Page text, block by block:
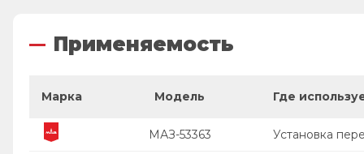
Применяемость
Марка Модель Где
МАЗ-53363 Установка